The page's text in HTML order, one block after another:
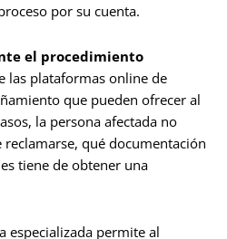
por su cuenta.
el procedimiento
las plataformas online de
que pueden ofrecer al
la persona afectada no
qué documentación
tiene de obtener una
especializada permite al